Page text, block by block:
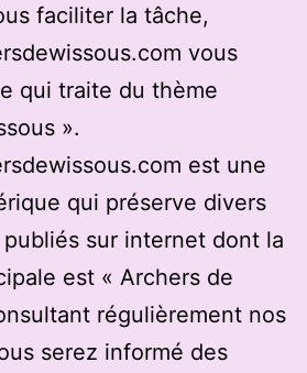
faciliter la tâche,
vous
qui traite du thème
».
est une
qui préserve divers
sur internet dont la
est « Archers de
régulièrement nos
serez informé des